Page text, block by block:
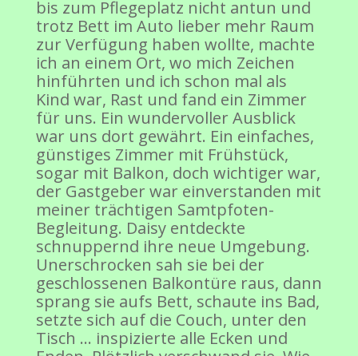
bis zum Pflegeplatz nicht antun und
trotz Bett im Auto lieber mehr Raum
zur Verfügung haben wollte, machte
ich an einem Ort, wo mich Zeichen
hinführten und ich schon mal als
Kind war, Rast und fand ein Zimmer
für uns. Ein wundervoller Ausblick
war uns dort gewährt. Ein einfaches,
günstiges Zimmer mit Frühstück,
sogar mit Balkon, doch wichtiger war,
der Gastgeber war einverstanden mit
meiner trächtigen Samtpfoten-
Begleitung. Daisy entdeckte
schnuppernd ihre neue Umgebung.
Unerschrocken sah sie bei der
geschlossenen Balkontüre raus, dann
sprang sie aufs Bett, schaute ins Bad,
setzte sich auf die Couch, unter den
Tisch … inspizierte alle Ecken und